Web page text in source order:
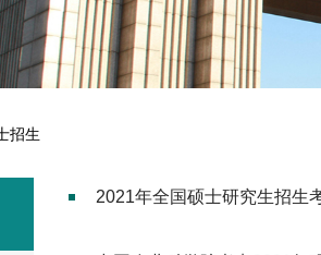
招生
2021年全国硕士研究生招生